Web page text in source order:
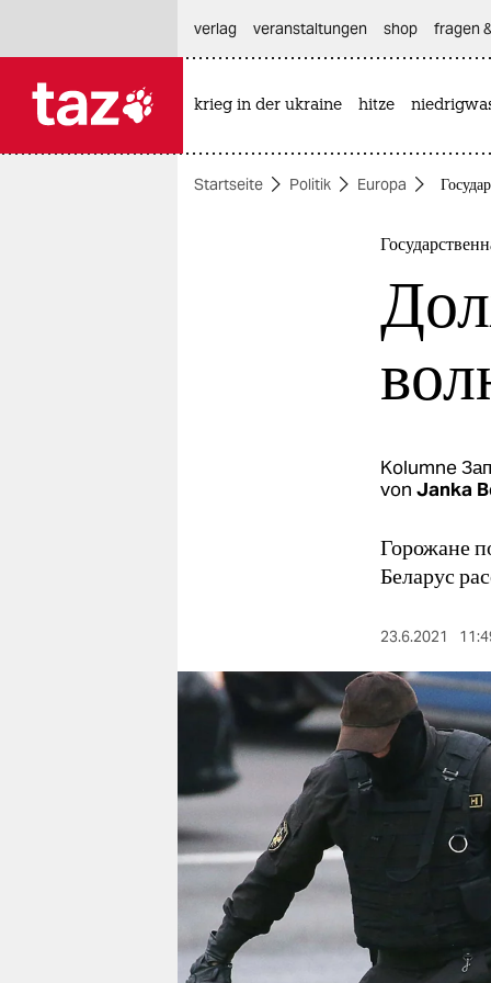
themen
verlag
veranstaltungen
shop
fragen & hilfe
unterstützen
abo
genossenschaft
verlag
veranstaltungen shop fragen
krieg in der ukraine hitze
Startseite Politik Europa
Kolumne
von Janka
Горожане
Беларус
23.6.2021